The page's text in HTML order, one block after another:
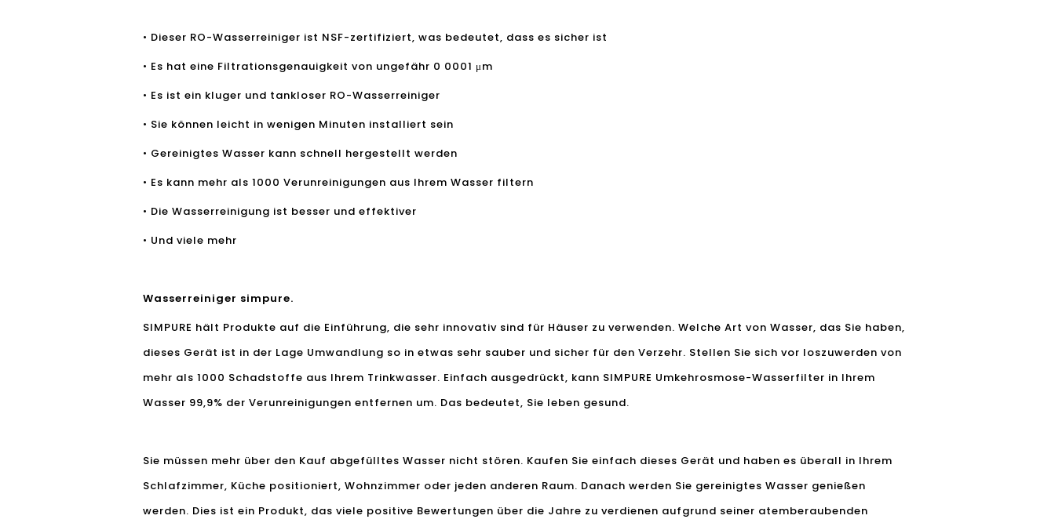
• Dieser RO-Wasserreiniger ist NSF-zertifiziert, was bedeutet, dass es sicher ist
• Es hat eine Filtrationsgenauigkeit von ungefähr 0 0001 μm
• Es ist ein kluger und tankloser RO-Wasserreiniger
• Sie können leicht in wenigen Minuten installiert sein
• Gereinigtes Wasser kann schnell hergestellt werden
• Es kann mehr als 1000 Verunreinigungen aus Ihrem Wasser filtern
• Die Wasserreinigung ist besser und effektiver
• Und viele mehr
Wasserreiniger simpure.
SIMPURE hält Produkte auf die Einführung, die sehr innovativ sind für Häuser zu verwenden. Welche Art von Wasser, das Sie haben,
dieses Gerät ist in der Lage Umwandlung so in etwas sehr sauber und sicher für den Verzehr. Stellen Sie sich vor loszuwerden von
mehr als 1000 Schadstoffe aus Ihrem Trinkwasser. Einfach ausgedrückt, kann SIMPURE Umkehrosmose-Wasserfilter in Ihrem
Wasser 99,9% der Verunreinigungen entfernen um. Das bedeutet, Sie leben gesund.
Sie müssen mehr über den Kauf abgefülltes Wasser nicht stören. Kaufen Sie einfach dieses Gerät und haben es überall in Ihrem
Schlafzimmer, Küche positioniert, Wohnzimmer oder jeden anderen Raum. Danach werden Sie gereinigtes Wasser genießen
werden. Dies ist ein Produkt, das viele positive Bewertungen über die Jahre zu verdienen aufgrund seiner atemberaubenden